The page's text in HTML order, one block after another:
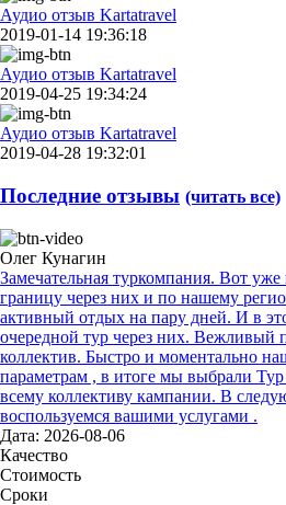
Аудио отзыв Kartatravel
2019-01-14 19:36:18
Аудио отзыв Kartatravel
2019-04-25 19:34:24
Аудио отзыв Kartatravel
2019-04-28 19:32:01
Последние отзывы (читать все)
Олег Кунагин
Замечательная туркомпания. Вот уже
границу через них и по нашему
активный отдых на пару дней. И в
очередной тур через них. Вежливый
коллектив. Быстро и моментально
параметрам , в итоге мы выбрали
всему коллективу кампании. В
воспользуемся вашими услугами .
Дата: 2026-08-06
Качество
Стоимость
Сроки